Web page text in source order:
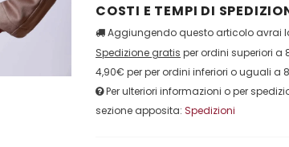
COSTI E TEMPI DI
Aggiungendo questo articolo avrai la
Spedizione gratis per ordini superiori a
4,90€ per per ordini inferiori o uguali a
Per ulteriori informazioni o per
sezione apposita: Spedizioni